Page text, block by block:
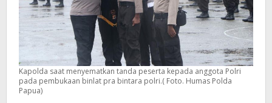
Kapolda saat menyematkan tanda peserta kepada anggota Polri
pada pembukaan binlat pra bintara polri.( Foto. Humas Polda
Papua)